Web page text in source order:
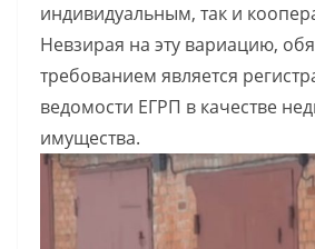
индивидуальным, так и
Невзирая на эту вариацию,
требованием является
ведомости ЕГРП в качестве
имущества.